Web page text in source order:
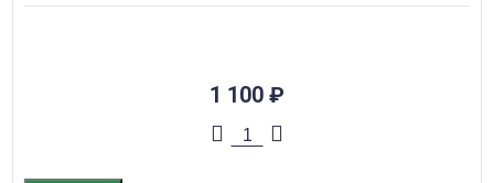
1 100 ₽